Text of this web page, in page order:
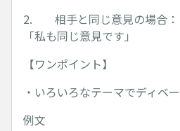
2. 相手と同じ意見の場合：
「私も同じ意見です」
【ワンポイント】
・いろいろなテーマでディベー
例文